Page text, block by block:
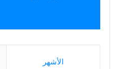
الأشهر